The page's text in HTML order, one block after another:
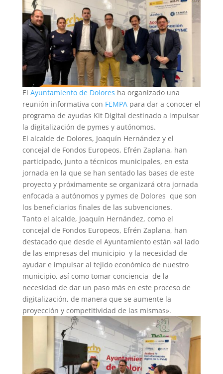
El Ayuntamiento de Dolores ha organizado una
reunión informativa con FEMPApara dar a conocer el
programa de ayudas Kit Digital destinado a impulsar
la digitalización de pymes y autónomos.
El alcalde de Dolores, Joaquín Hernández y el
concejal de Fondos Europeos, Efrén Zaplana, han
participado, junto a técnicos municipales, en esta
jornada en la que se han sentado las bases de este
proyecto y próximamente se organizará otra jornada
enfocada a autónomos y pymes de Dolores que son
los beneficiarios finales de las subvenciones.
Tanto el alcalde, Joaquín Hernández, como el
concejal de Fondos Europeos, Efrén Zaplana, han
destacado que desde el Ayuntamiento están «al lado
de las empresas del municipio y la necesidad de
ayudar e impulsar al tejido económico de nuestro
municipio, así como tomar conciencia de la
necesidad de dar un paso más en este proceso de
digitalización, de manera que se aumente la
proyección y competitividad de las mismas».